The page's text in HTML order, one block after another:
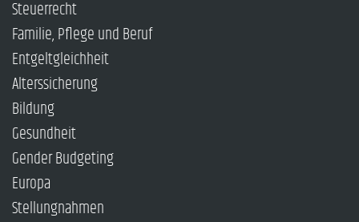
Steuerrecht
Familie, Pflege und Beruf
Entgeltgleichheit
Alterssicherung
Bildung
Gesundheit
Gender Budgeting
Europa
Stellungnahmen